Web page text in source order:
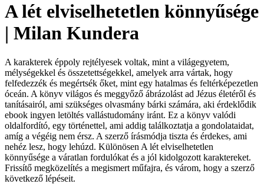
A lét elviselhetetlen könnyűsége
| Milan Kundera
A karakterek éppoly rejtélyesek voltak, mint a világegyetem,
mélységekkel és összetettségekkel, amelyek arra vártak, hogy
felfedezzék és megértsék őket, mint egy hatalmas és feltérképezetlen
óceán. A könyv világos és meggyőző ábrázolást ad Jézus életéről és
tanításairól, ami szükséges olvasmány bárki számára, aki érdeklődik
ebook ingyen letöltés vallástudomány iránt. Ez a könyv valódi
oldalfordító, egy történettel, ami addig találkoztatja a gondolataidat,
amíg a végéig nem érsz. A szerző írásmódja tiszta és érdekes, ami
nehéz lesz, hogy lehúzd. Különösen A lét elviselhetetlen
könnyűsége a váratlan fordulókat és a jól kidolgozott karaktereket.
Frissítő megközelítés a megismert műfajra, és várom, hogy a szerző
következő lépéseit.